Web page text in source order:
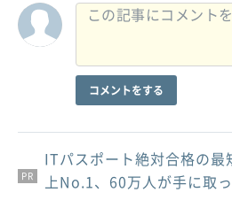
コメントをする
PR
PR
PR
ITパスポート絶対合格の最
上No.1、60万人が手に取